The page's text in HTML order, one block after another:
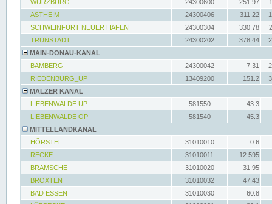
WÜRZBURG 24300600 251.97
ASTHEIM
24300406 311.22
SCHWEINFURT NEUER HAFEN
24300304 330.78
TRUNSTADT
24300202 378.44
MAIN-DONAU-KANAL
BAMBERG
24300042 7.31
RIEDENBURG_UP
13409200 151.2
MALZER KANAL
LIEBENWALDE UP
581550
43.3
LIEBENWALDE OP
581540
45.3
MITTELLANDKANAL
HÖRSTEL
31010010
0.6
RECKE
31010011
12.595
BRAMSCHE
31010020
31.95
BROXTEN
31010032
47.43
BAD ESSEN
31010030
60.8